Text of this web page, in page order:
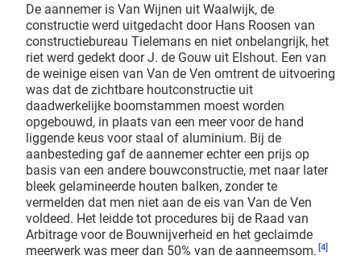
De aannemer is Van Wijnen uit Waalwijk, de
constructie werd uitgedacht door Hans Roosen van
constructiebureau Tielemans en niet onbelangrijk, het
riet werd gedekt door J. de Gouw uit Elshout. Een van
de weinige eisen van Van de Ven omtrent de uitvoering
was dat de zichtbare houtconstructie uit
daadwerkelijke boomstammen moest worden
opgebouwd, in plaats van een meer voor de hand
liggende keus voor staal of aluminium. Bij de
aanbesteding gaf de aannemer echter een prijs op
basis van een andere bouwconstructie, met naar later
bleek gelamineerde houten balken, zonder te
vermelden dat men niet aan de eis van Van de Ven
voldeed. Het leidde tot procedures bij de Raad van
Arbitrage voor de Bouwnijverheid en het geclaimde
meerwerk was meer dan 50% van de aanneemsom. [4]